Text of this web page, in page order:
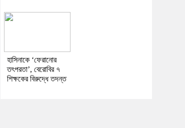
হাসিনাকে ‘ফেরানোর
তৎপরতা’, বেরোবির ৭
শিক্ষকের বিরুদ্ধে তদন্ত